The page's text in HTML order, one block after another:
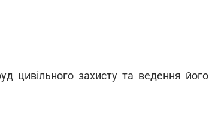
цивільного захисту та ведення його